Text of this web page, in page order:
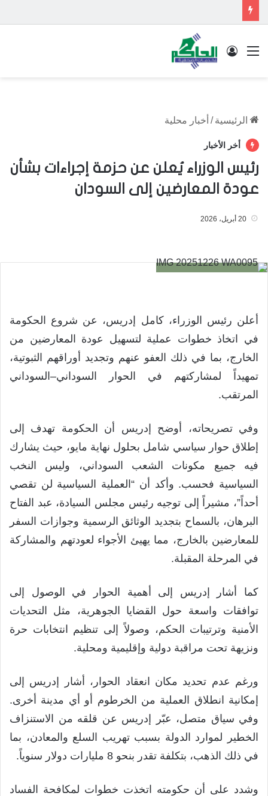
القائمة تسجيل الدخول
الرئيسية / أخبار محلية
أخر الأخبار
رئيس الوزراء يُعلن عن حزمة إجراءات بشأن
عودة المعارضين إلى السودان
20 أبريل، 2026
أعلن رئيس الوزراء، كامل إدريس، عن شروع الحكومة
في اتخاذ خطوات عملية لتسهيل عودة المعارضين من
الخارج، بما في ذلك العفو عنهم وتجديد أوراقهم الثبوتية،
تمهيداً لمشاركتهم في الحوار السوداني–السوداني
المرتقب.
وفي تصريحاته، أوضح إدريس أن الحكومة تهدف إلى
إطلاق حوار سياسي شامل بحلول نهاية مايو، حيث يشارك
فيه جميع مكونات الشعب السوداني، وليس النخب
السياسية فحسب. وأكد أن “العملية السياسية لن تقصي
أحداً”، مشيراً إلى توجيه رئيس مجلس السيادة، عبد الفتاح
البرهان، بالسماح بتجديد الوثائق الرسمية وجوازات السفر
للمعارضين بالخارج، مما يهيئ الأجواء لعودتهم والمشاركة
في المرحلة المقبلة.
كما أشار إدريس إلى أهمية الحوار في الوصول إلى
توافقات واسعة حول القضايا الجوهرية، مثل التحديات
الأمنية وترتيبات الحكم، وصولاً إلى تنظيم انتخابات حرة
ونزيهة تحت مراقبة دولية وإقليمية ومحلية.
ورغم عدم تحديد مكان انعقاد الحوار، أشار إدريس إلى
إمكانية انطلاق العملية من الخرطوم أو أي مدينة أخرى.
وفي سياق متصل، عبّر إدريس عن قلقه من الاستنزاف
الخطير لموارد الدولة بسبب تهريب السلع والمعادن، بما
في ذلك الذهب، بتكلفة تقدر بنحو 8 مليارات دولار سنوياً.
وشدد على أن حكومته اتخذت خطوات لمكافحة الفساد